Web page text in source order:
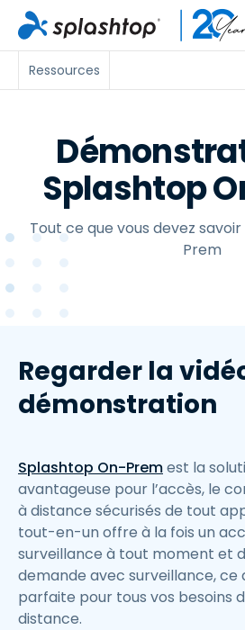
Ressources
Splashtop
Tout ce que vous devez
Prem
Regarder la
démonstration
Splashtop On-Premest la
avantageuse pour l’accès, le
à distance sécurisés de tout
tout-en-un offre à la fois un
surveillance à tout moment et
demande avec surveillance, ce
parfaite pour tous vos besoins
distance.